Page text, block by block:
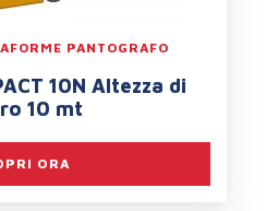
PANTOGRAFO
10N Altezza di
10 mt
ORA